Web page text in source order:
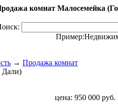
комнат Малосемейка
Пример:
→ Продажа комнат
Дали)
цена: 950 000 руб.